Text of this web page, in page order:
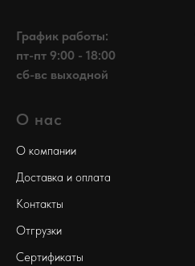
График работы:
пт-пт 9:00 - 18:00
сб-вс выходной
О нас
О компании
Доставка и оплата
Контакты
Отгрузки
Сертификаты